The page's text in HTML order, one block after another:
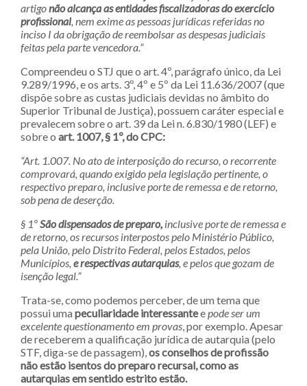
artigonão alcança as entidades fiscalizadoras do exercício
profissional, nem exime as pessoas jurídicas referidas no
inciso I da obrigação de reembolsar as despesas judiciais
feitas pela parte vencedora.”
Compreendeu o STJ que o art. 4º, parágrafo único, da Lei
9.289/1996, e os arts. 3º, 4º e 5º da Lei 11.636/2007 (que
dispõe sobre as custas judiciais devidas no âmbito do
Superior Tribunal de Justiça), possuem caráter especial e
prevalecem sobre o art. 39 da Lei n. 6.830/1980 (LEF) e
sobre o art. 1007, § 1º, do CPC:
“Art. 1.007. No ato de interposição do recurso, o recorrente
comprovará, quando exigido pela legislação pertinente, o
respectivo preparo, inclusive porte de remessa e de retorno,
sob pena de deserção.
§ 1ºSão dispensados de preparo, inclusive porte de remessa e
de retorno, os recursos interpostos pelo Ministério Público,
pela União, pelo Distrito Federal, pelos Estados, pelos
Municípios, e respectivas autarquias, e pelos que gozam de
isenção legal.”
Trata-se, como podemos perceber, de um tema que
possui uma peculiaridade interessanteepode ser um
excelente questionamento em provas, por exemplo. Apesar
de receberem a qualificação jurídica de autarquia (pelo
STF, diga-se de passagem),os conselhos de profissão
não estão isentos do preparo recursal, como as
autarquias em sentido estrito estão.